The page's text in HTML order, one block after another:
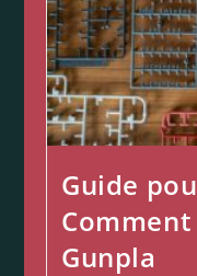
Guide
Gunpla